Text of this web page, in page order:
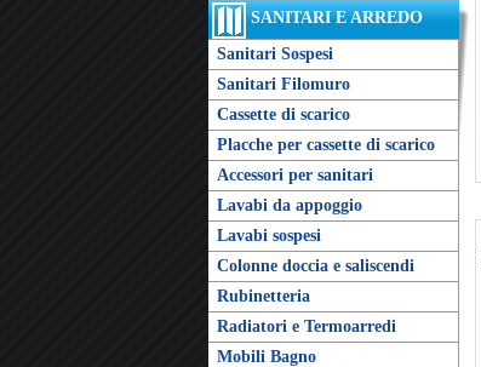
SANITARI E ARREDO
Sanitari Sospesi
Sanitari Filomuro
Cassette di scarico
Placche per cassette di scarico
Accessori per sanitari
Lavabi da appoggio
Lavabi sospesi
Colonne doccia e saliscendi
Rubinetteria
Radiatori e Termoarredi
Mobili Bagno